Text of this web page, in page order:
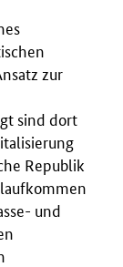
zur
sind dort
Republik
und